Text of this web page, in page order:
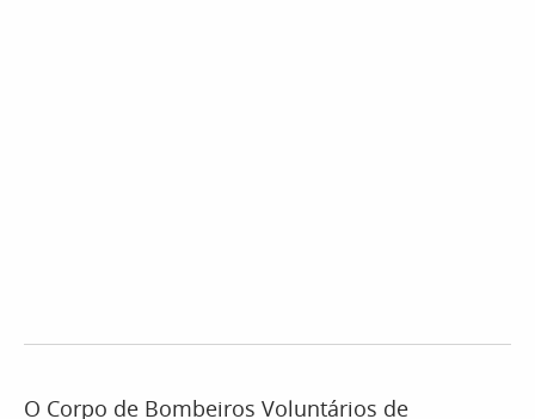
O Corpo de Bombeiros Voluntários de